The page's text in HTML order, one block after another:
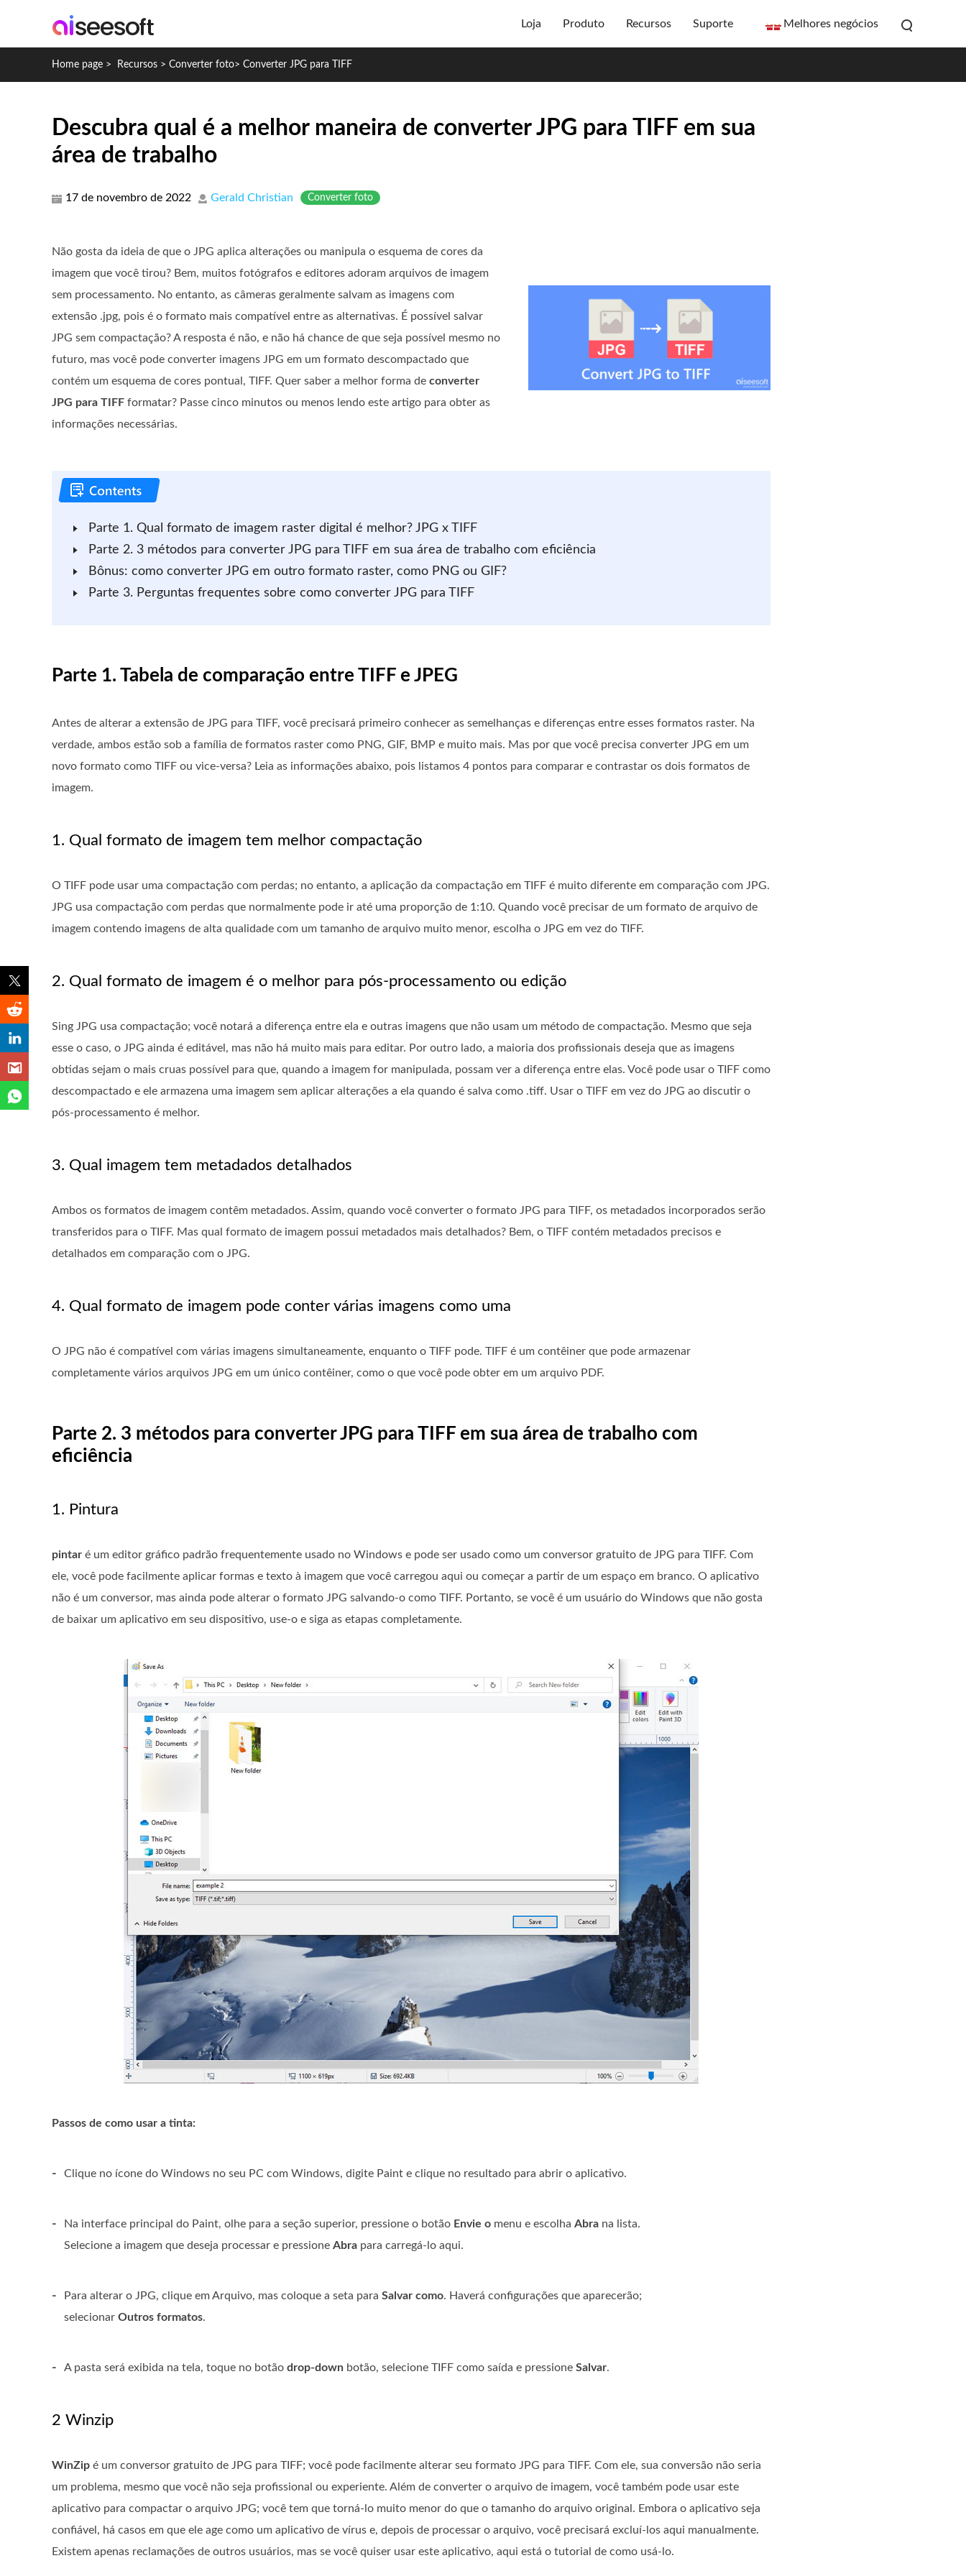
Loja Produto Recursos Suporte Melhores negócios
Home page > Recursos > Converter foto> Converter JPG para TIFF
Descubra qual é a melhor maneira de converter JPG para TIFF em sua
área de trabalho
17 de novembro de 2022 Gerald Christian Converter foto
Não gosta da ideia de que o JPG aplica alterações ou manipula o esquema de cores da
imagem que você tirou? Bem, muitos fotógrafos e editores adoram arquivos de imagem
sem processamento. No entanto, as câmeras geralmente salvam as imagens com
extensão .jpg, pois é o formato mais compatível entre as alternativas. É possível salvar
JPG sem compactação? A resposta é não, e não há chance de que seja possível mesmo no
futuro, mas você pode converter imagens JPG em um formato descompactado que
contém um esquema de cores pontual, TIFF. Quer saber a melhor forma de converter
JPG para TIFF formatar? Passe cinco minutos ou menos lendo este artigo para obter as
informações necessárias.
Parte 1. Qual formato de imagem raster digital é melhor? JPG x TIFF
Parte 2. 3 métodos para converter JPG para TIFF em sua área de trabalho com eficiência
Bônus: como converter JPG em outro formato raster, como PNG ou GIF?
Parte 3. Perguntas frequentes sobre como converter JPG para TIFF
Parte 1. Tabela de comparação entre TIFF e JPEG
Antes de alterar a extensão de JPG para TIFF, você precisará primeiro conhecer as semelhanças e diferenças entre esses formatos raster. Na
verdade, ambos estão sob a família de formatos raster como PNG, GIF, BMP e muito mais. Mas por que você precisa converter JPG em um
novo formato como TIFF ou vice-versa? Leia as informações abaixo, pois listamos 4 pontos para comparar e contrastar os dois formatos de
imagem.
1. Qual formato de imagem tem melhor compactação
O TIFF pode usar uma compactação com perdas; no entanto, a aplicação da compactação em TIFF é muito diferente em comparação com JPG.
JPG usa compactação com perdas que normalmente pode ir até uma proporção de 1:10. Quando você precisar de um formato de arquivo de
imagem contendo imagens de alta qualidade com um tamanho de arquivo muito menor, escolha o JPG em vez do TIFF.
2. Qual formato de imagem é o melhor para pós-processamento ou edição
Sing JPG usa compactação; você notará a diferença entre ela e outras imagens que não usam um método de compactação. Mesmo que seja
esse o caso, o JPG ainda é editável, mas não há muito mais para editar. Por outro lado, a maioria dos profissionais deseja que as imagens
obtidas sejam o mais cruas possível para que, quando a imagem for manipulada, possam ver a diferença entre elas. Você pode usar o TIFF como
descompactado e ele armazena uma imagem sem aplicar alterações a ela quando é salva como .tiff. Usar o TIFF em vez do JPG ao discutir o
pós-processamento é melhor.
3. Qual imagem tem metadados detalhados
Ambos os formatos de imagem contêm metadados. Assim, quando você converter o formato JPG para TIFF, os metadados incorporados serão
transferidos para o TIFF. Mas qual formato de imagem possui metadados mais detalhados? Bem, o TIFF contém metadados precisos e
detalhados em comparação com o JPG.
4. Qual formato de imagem pode conter várias imagens como uma
O JPG não é compatível com várias imagens simultaneamente, enquanto o TIFF pode. TIFF é um contêiner que pode armazenar
completamente vários arquivos JPG em um único contêiner, como o que você pode obter em um arquivo PDF.
Parte 2. 3 métodos para converter JPG para TIFF em sua área de trabalho com
eficiência
1. Pintura
pintar é um editor gráfico padrão frequentemente usado no Windows e pode ser usado como um conversor gratuito de JPG para TIFF. Com
ele, você pode facilmente aplicar formas e texto à imagem que você carregou aqui ou começar a partir de um espaço em branco. O aplicativo
não é um conversor, mas ainda pode alterar o formato JPG salvando-o como TIFF. Portanto, se você é um usuário do Windows que não gosta
de baixar um aplicativo em seu dispositivo, use-o e siga as etapas completamente.
Passos de como usar a tinta:
- Clique no ícone do Windows no seu PC com Windows, digite Paint e clique no resultado para abrir o aplicativo.
- Na interface principal do Paint, olhe para a seção superior, pressione o botão Envie o menu e escolha Abra na lista.
Selecione a imagem que deseja processar e pressione Abra para carregá-lo aqui.
- Para alterar o JPG, clique em Arquivo, mas coloque a seta para Salvar como. Haverá configurações que aparecerão;
selecionar Outros formatos.
- A pasta será exibida na tela, toque no botão drop-down botão, selecione TIFF como saída e pressione Salvar.
2 Winzip
WinZip é um conversor gratuito de JPG para TIFF; você pode facilmente alterar seu formato JPG para TIFF. Com ele, sua conversão não seria
um problema, mesmo que você não seja profissional ou experiente. Além de converter o arquivo de imagem, você também pode usar este
aplicativo para compactar o arquivo JPG; você tem que torná-lo muito menor do que o tamanho do arquivo original. Embora o aplicativo seja
confiável, há casos em que ele age como um aplicativo de vírus e, depois de processar o arquivo, você precisará excluí-los aqui manualmente.
Existem apenas reclamações de outros usuários, mas se você quiser usar este aplicativo, aqui está o tutorial de como usá-lo.